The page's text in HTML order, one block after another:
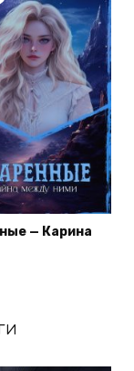
— Карина